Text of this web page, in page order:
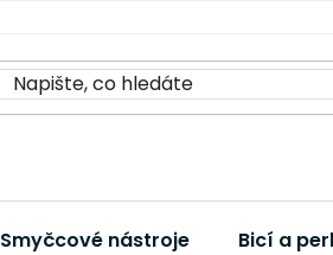
Smyčcové nástroje Bicí a